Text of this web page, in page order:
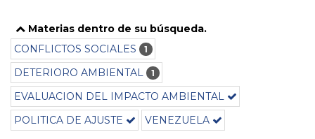
Materias dentro de su búsqueda.
CONFLICTOS SOCIALES
1
DETERIORO AMBIENTAL 1
EVALUACION DEL IMPACTO AMBIENTAL
POLITICA DE AJUSTE
VENEZUELA